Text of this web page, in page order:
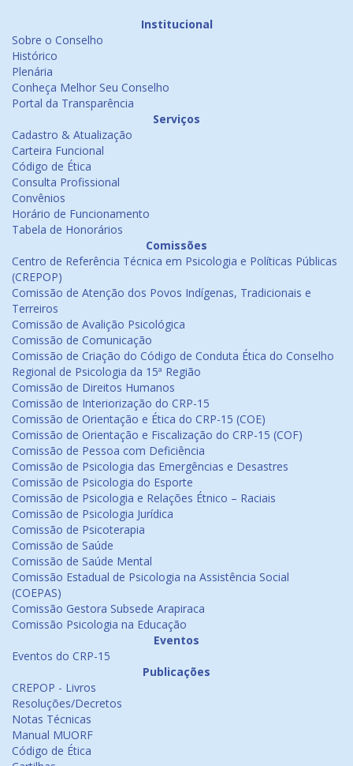
Institucional
Sobre o Conselho
Histórico
Plenária
Conheça Melhor Seu Conselho
Portal da Transparência
Serviços
Cadastro & Atualização
Carteira Funcional
Código de Ética
Consulta Profissional
Convênios
Horário de Funcionamento
Tabela de Honorários
Comissões
Centro de Referência Técnica em Psicologia e Políticas Públicas
(CREPOP)
Comissão de Atenção dos Povos Indígenas, Tradicionais e
Terreiros
Comissão de Avalição Psicológica
Comissão de Comunicação
Comissão de Criação do Código de Conduta Ética do Conselho
Regional de Psicologia da 15ª Região
Comissão de Direitos Humanos
Comissão de Interiorização do CRP-15
Comissão de Orientação e Ética do CRP-15 (COE)
Comissão de Orientação e Fiscalização do CRP-15 (COF)
Comissão de Pessoa com Deficiência
Comissão de Psicologia das Emergências e Desastres
Comissão de Psicologia do Esporte
Comissão de Psicologia e Relações Étnico – Raciais
Comissão de Psicologia Jurídica
Comissão de Psicoterapia
Comissão de Saúde
Comissão de Saúde Mental
Comissão Estadual de Psicologia na Assistência Social
(COEPAS)
Comissão Gestora Subsede Arapiraca
Comissão Psicologia na Educação
Eventos
Eventos do CRP-15
Publicações
CREPOP - Livros
Resoluções/Decretos
Notas Técnicas
Manual MUORF
Código de Ética